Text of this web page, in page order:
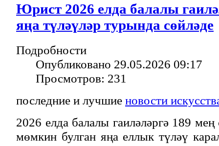
Юрист 2026 елда балалы
яңа түләүләр турында сөйләде
Подробности
Опубликовано 29.05.2026 09:17
Просмотров: 231
последние и лучшие новости
2026 елда балалы гаиләләргә 189
мөмкин булган яңа еллык түләү